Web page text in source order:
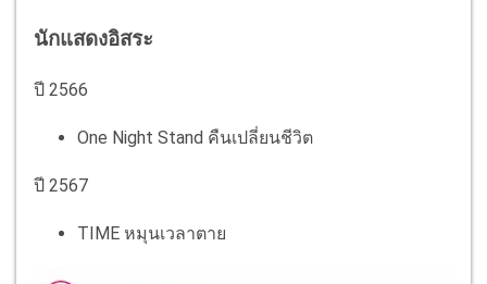
นักแสดงอิสระ
ปี 2566
One Night Stand คืนเปลี่ยนชีวิต
ปี 2567
TIME หมุนเวลาตาย